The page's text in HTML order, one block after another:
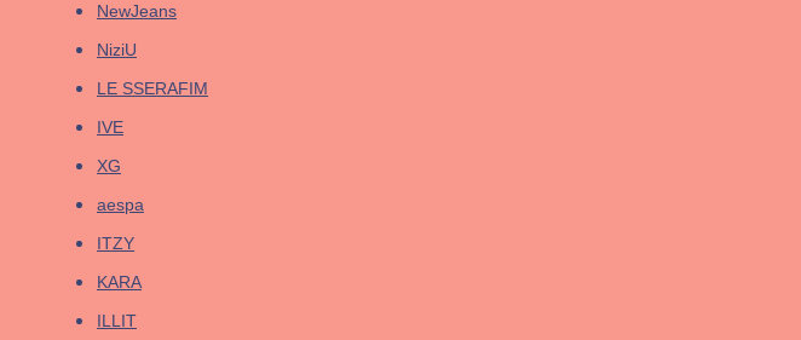
NewJeans
NiziU
LE SSERAFIM
IVE
XG
aespa
ITZY
KARA
ILLIT